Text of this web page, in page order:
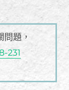
問題，
231